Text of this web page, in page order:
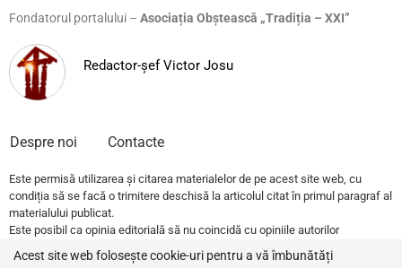
Fondatorul portalului – Asociația Obștească „Tradiția – XXI”
Redactor-șef Victor Josu
Despre noi Contacte
Este permisă utilizarea și citarea materialelor de pe acest site web, cu
condiția să se facă o trimitere deschisă la articolul citat în primul paragraf al
materialului publicat.
Este posibil ca opinia editorială să nu coincidă cu opiniile autorilor
publicațiilor.
Acest site web folosește cookie-uri pentru a vă îmbunătăți